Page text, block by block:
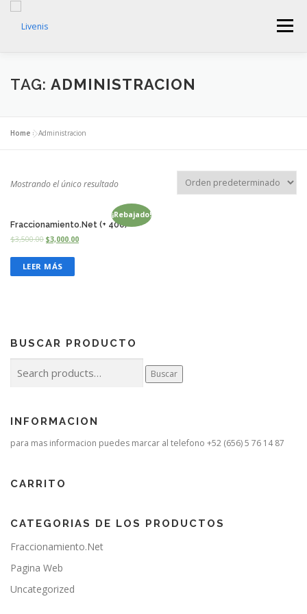
content
Menu
HOME SECCIONES EDUCACIÓN
ADMINISTRACION
0 ITEMS $0.00
TAG: ADMINISTRACION
Home »Administracion
Mostrando el único resultado
¡Rebajado!
Fraccionamiento.Net (+ 400)
$3,500.00 $3,000.00
LEER MÁS
BUSCAR PRODUCTO
por:
Buscar
INFORMACION
para mas informacion puedes marcar al telefono +52 (656) 5 76 14 87
CARRITO
CATEGORIAS DE LOS PRODUCTOS
Fraccionamiento.Net
Pagina Web
Uncategorized